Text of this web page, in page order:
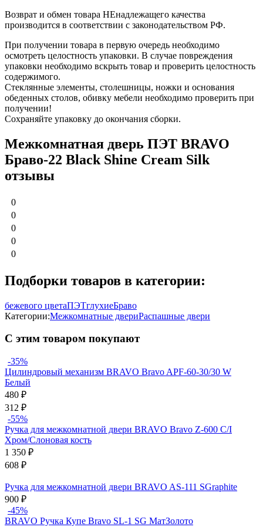
Возврат и обмен товара НЕнадлежащего качества
производится в соответствии с законодательством РФ.
При получении товара в первую очередь необходимо
осмотреть целостность упаковки. В случае повреждения
упаковки необходимо вскрыть товар и проверить целостность
содержимого.
Стеклянные элементы, столешницы, ножки и основания
обеденных столов, обивку мебели необходимо проверить при
получении!
Сохраняйте упаковку до окончания сборки.
Межкомнатная дверь ПЭТ BRAVO
Браво-22 Black Shine Cream Silk
отзывы
0
0
0
0
0
Подборки товаров в категории:
бежевого цветаПЭТглухиеБраво
Категории:Межкомнатные двериРаспашные двери
С этим товаром покупают
-35%
Цилиндровый механизм BRAVO Bravo AРF-60-30/30 W
Белый
480 ₽
312 ₽
-55%
Ручка для межкомнатной двери BRAVO Bravo Z-600 C/I
Хром/Слоновая кость
1 350 ₽
608 ₽
Ручка для межкомнатной двери BRAVO AS-111 SGraphite
900 ₽
-45%
BRAVO Ручка Купе Bravo SL-1 SG МатЗолото